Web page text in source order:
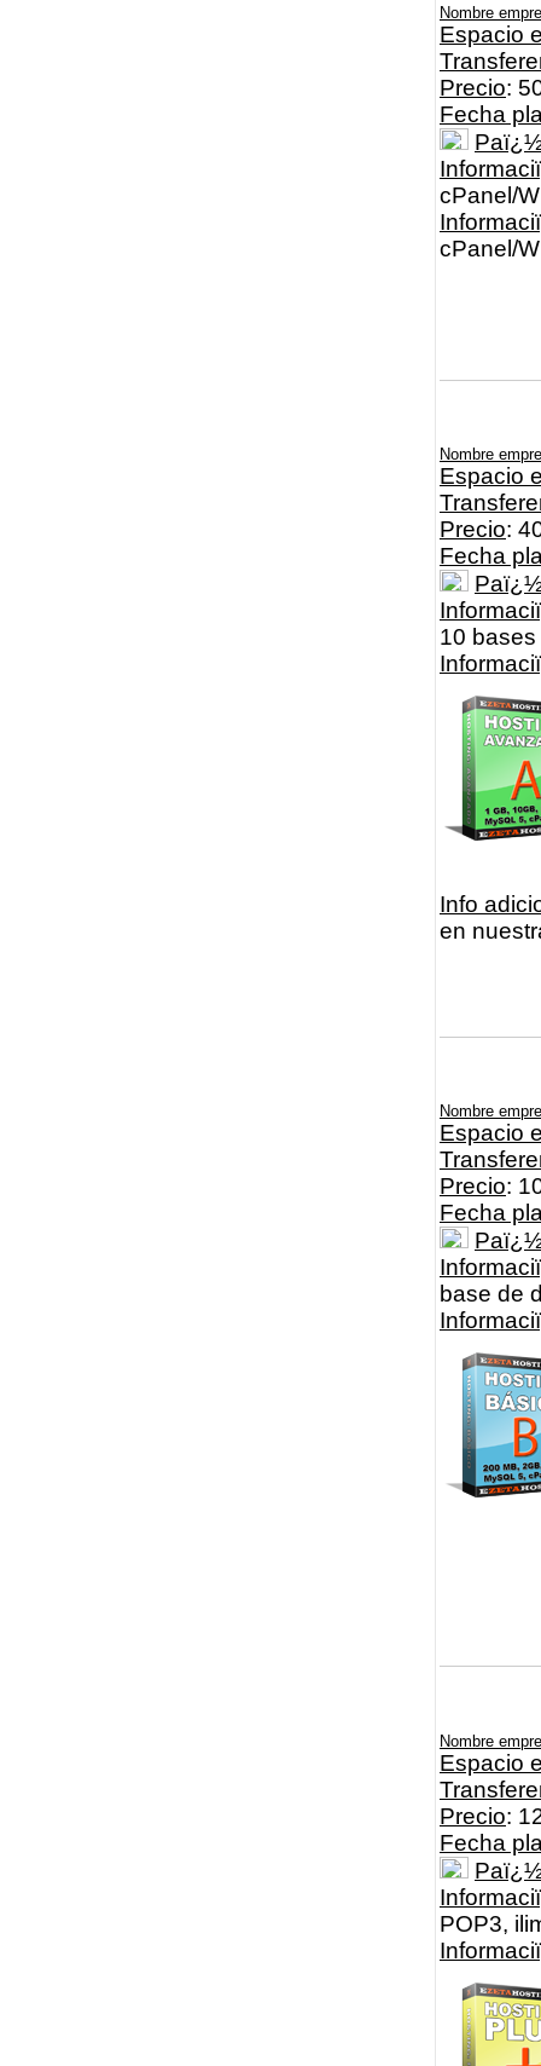
Nombre
Espacio
Precio:
Fecha
cPanel/
cPanel/
Nombre
Espacio
Precio:
Fecha
10
Info
en
Nombre
Espacio
Precio:
Fecha
base de
Nombre
Espacio
Precio:
Fecha
POP3,